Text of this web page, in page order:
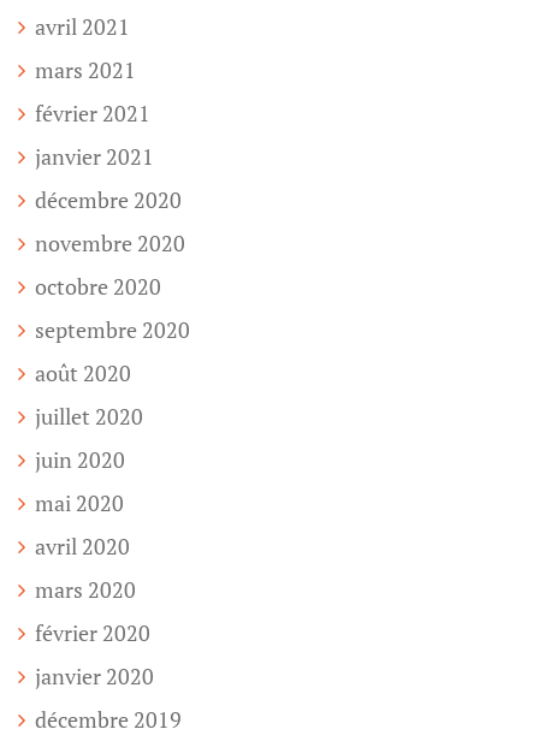
avril 2021
mars 2021
février 2021
janvier 2021
décembre 2020
novembre 2020
octobre 2020
septembre 2020
août 2020
juillet 2020
juin 2020
mai 2020
avril 2020
mars 2020
février 2020
janvier 2020
décembre 2019